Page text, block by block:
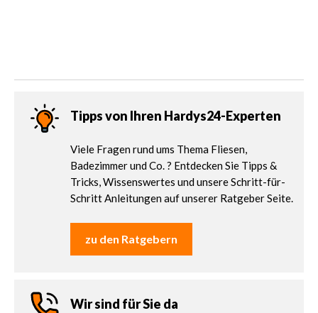
Tipps von Ihren Hardys24-Experten
Viele Fragen rund ums Thema Fliesen,
Badezimmer und Co. ? Entdecken Sie Tipps &
Tricks, Wissenswertes und unsere Schritt-für-
Schritt Anleitungen auf unserer Ratgeber Seite.
zu den Ratgebern
Wir sind für Sie da